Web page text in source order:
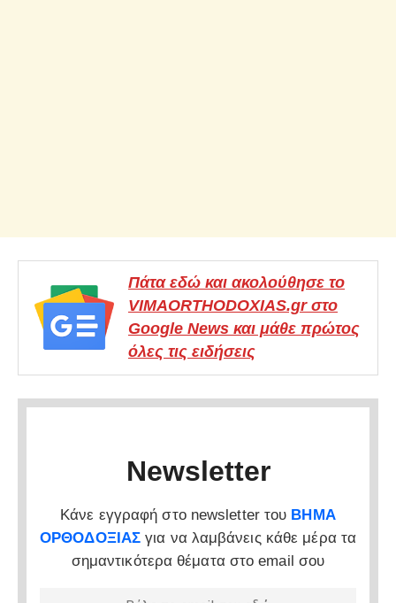
Πάτα εδώ και ακολούθησε το
VIMAORTHODOXIAS.gr στο
Google News και μάθε πρώτος
όλες τις ειδήσεις
Newsletter
Κάνε εγγραφή στο newsletter του ΒΗΜΑ
ΟΡΘΟΔΟΞΙΑΣ για να λαμβάνεις κάθε μέρα τα
σημαντικότερα θέματα στο email σου